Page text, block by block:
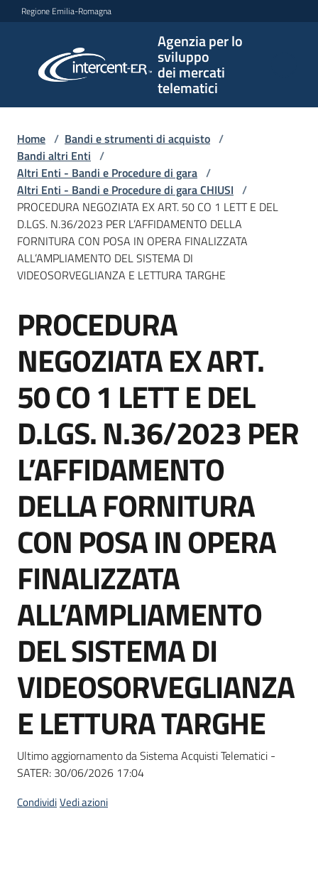
Vai al contenuto
Vai alla navigazione
Vai al footer
Regione Emilia-Romagna
Agenzia per lo
sviluppo
dei mercati
telematici
per lo
sviluppo
telematici
L'Agenzia
Bandi
e
di
acquisto
Supporto
Piattaforme
telematiche
English
site
Seguici
su
Home / Bandi e strumenti di acquisto /
Bandi altri Enti /
Altri Enti - Bandi e Procedure di gara /
Altri Enti - Bandi e Procedure di gara CHIUSI /
PROCEDURA NEGOZIATA EX ART. 50 CO 1 LETT E DEL
D.LGS. N.36/2023 PER L’AFFIDAMENTO DELLA
FORNITURA CON POSA IN OPERA FINALIZZATA
ALL’AMPLIAMENTO DEL SISTEMA DI
VIDEOSORVEGLIANZA E LETTURA TARGHE
Salta al contenuto
PROCEDURA
NEGOZIATA EX ART.
50 CO 1 LETT E DEL
D.LGS. N.36/2023 PER
L’AFFIDAMENTO
DELLA FORNITURA
CON POSA IN OPERA
FINALIZZATA
ALL’AMPLIAMENTO
DEL SISTEMA DI
VIDEOSORVEGLIANZA
E LETTURA TARGHE
Ultimo aggiornamento da Sistema Acquisti Telematici -
SATER: 30/06/2026 17:04
CondividiVedi azioni